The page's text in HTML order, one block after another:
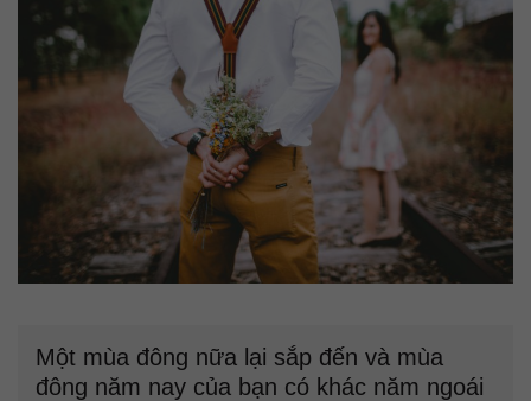
Một mùa đông nữa lại sắp đến và mùa
đông năm nay của bạn có khác năm ngoái